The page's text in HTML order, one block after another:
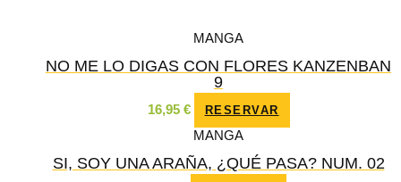
MANGA
NO ME LO DIGAS CON FLORES KANZENBAN
9
16,95 € RESERVAR
MANGA
SI, SOY UNA ARAÑA, ¿QUÉ PASA? NUM. 02